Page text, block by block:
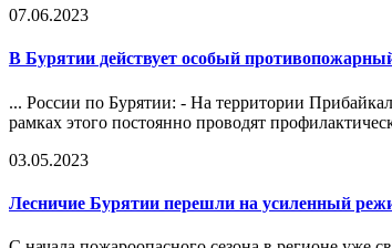
07.06.2023
В Бурятии действует особый
... России по Бурятии: - На территории
рамках этого постоянно проводят
03.05.2023
Лесничие Бурятии перешли на усиленный